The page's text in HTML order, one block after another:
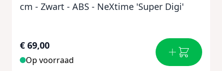
cm - Zwart - ABS - NeXtime 'Super Digi'
€ 69,00
Op voorraad